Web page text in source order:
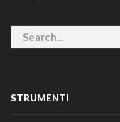
STRUMENTI